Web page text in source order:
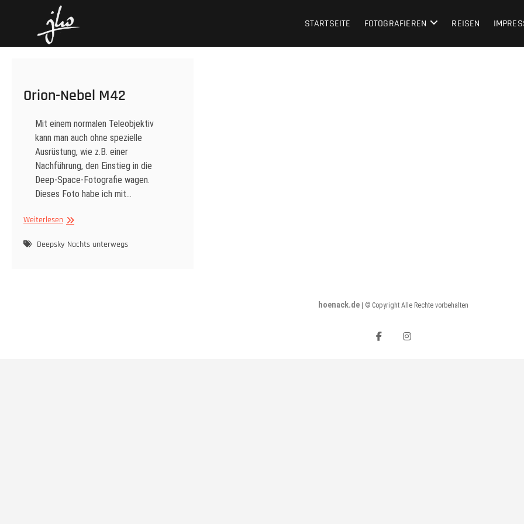
STARTSEITE FOTOGRAFIEREN REISEN
Orion-Nebel M42
Mit einem normalen Teleobjektiv
kann man auch ohne spezielle
Ausrüstung, wie z.B. einer
Nachführung, den Einstieg in die
Deep-Space-Fotografie wagen.
Dieses Foto habe ich mit…
WeiterlesenOrion-
M42
Deepsky Nachts unterwegs
hoenack.de| © Copyright Alle Rechte vorbehalten
facebookinstagram